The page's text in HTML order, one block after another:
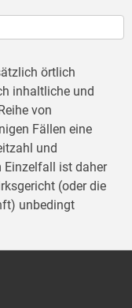
örtlich
inhaltliche und
von
Fällen eine
und
ist daher
(oder die
unbedingt